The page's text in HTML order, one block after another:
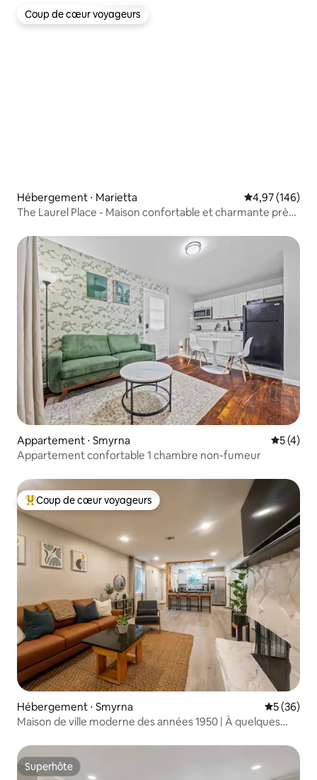
Coup de cœur voyageurs
Coup de cœur voyageurs
Hébergement ⋅ Marietta Évaluation
4,97 (146)
The Laurel Place - Maison confortable et charmante près
Appartement ⋅ Smyrna
5 (4)
Appartement confortable 1 chambre non-fumeur
Coups de cœur voyageurs les plus appréciés
Coup de cœur voyageurs
Hébergement ⋅ Smyrna
5 (36)
Maison de ville moderne des années 1950 | À quelques
Superhôte
Superhôte